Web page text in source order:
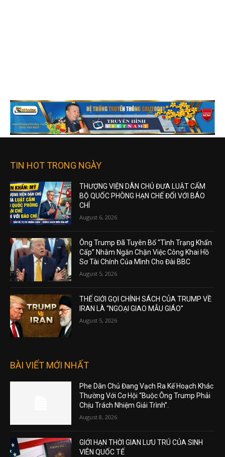
TIN HOT TRONG NGÀY
THƯỢNG VIỆN DÂN CHỦ ĐƯA LUẬT CẤM
BỘ QUỐC PHÒNG HẠN CHẾ ĐỐI VỚI BÁO
CHÍ
August 6, 2026
Ông Trump Đã Tuyên Bố “Tình Trạng Khẩn
Cấp” Nhằm Ngăn Chặn Việc Công Khai Hồ
Sơ Tài Chính Của Mình Cho Đài BBC
August 5, 2026
THẾ GIỚI GỌI CHÍNH SÁCH CỦA TRUMP VỀ
IRAN LÀ “NGOẠI GIAO MẪU GIÁO”
August 5, 2026
BÀI VIẾT MỚI NHẤT
Phe Dân Chủ Đang Vạch Ra Kế Hoạch Khác
Thường Với Cơ Hội “Buộc Ông Trump Phải
Chịu Trách Nhiệm Giải Trình”.
August 8, 2026
GIỚI HẠN THỜI GIAN LƯU TRÚ CỦA SINH
VIÊN QUỐC TẾ